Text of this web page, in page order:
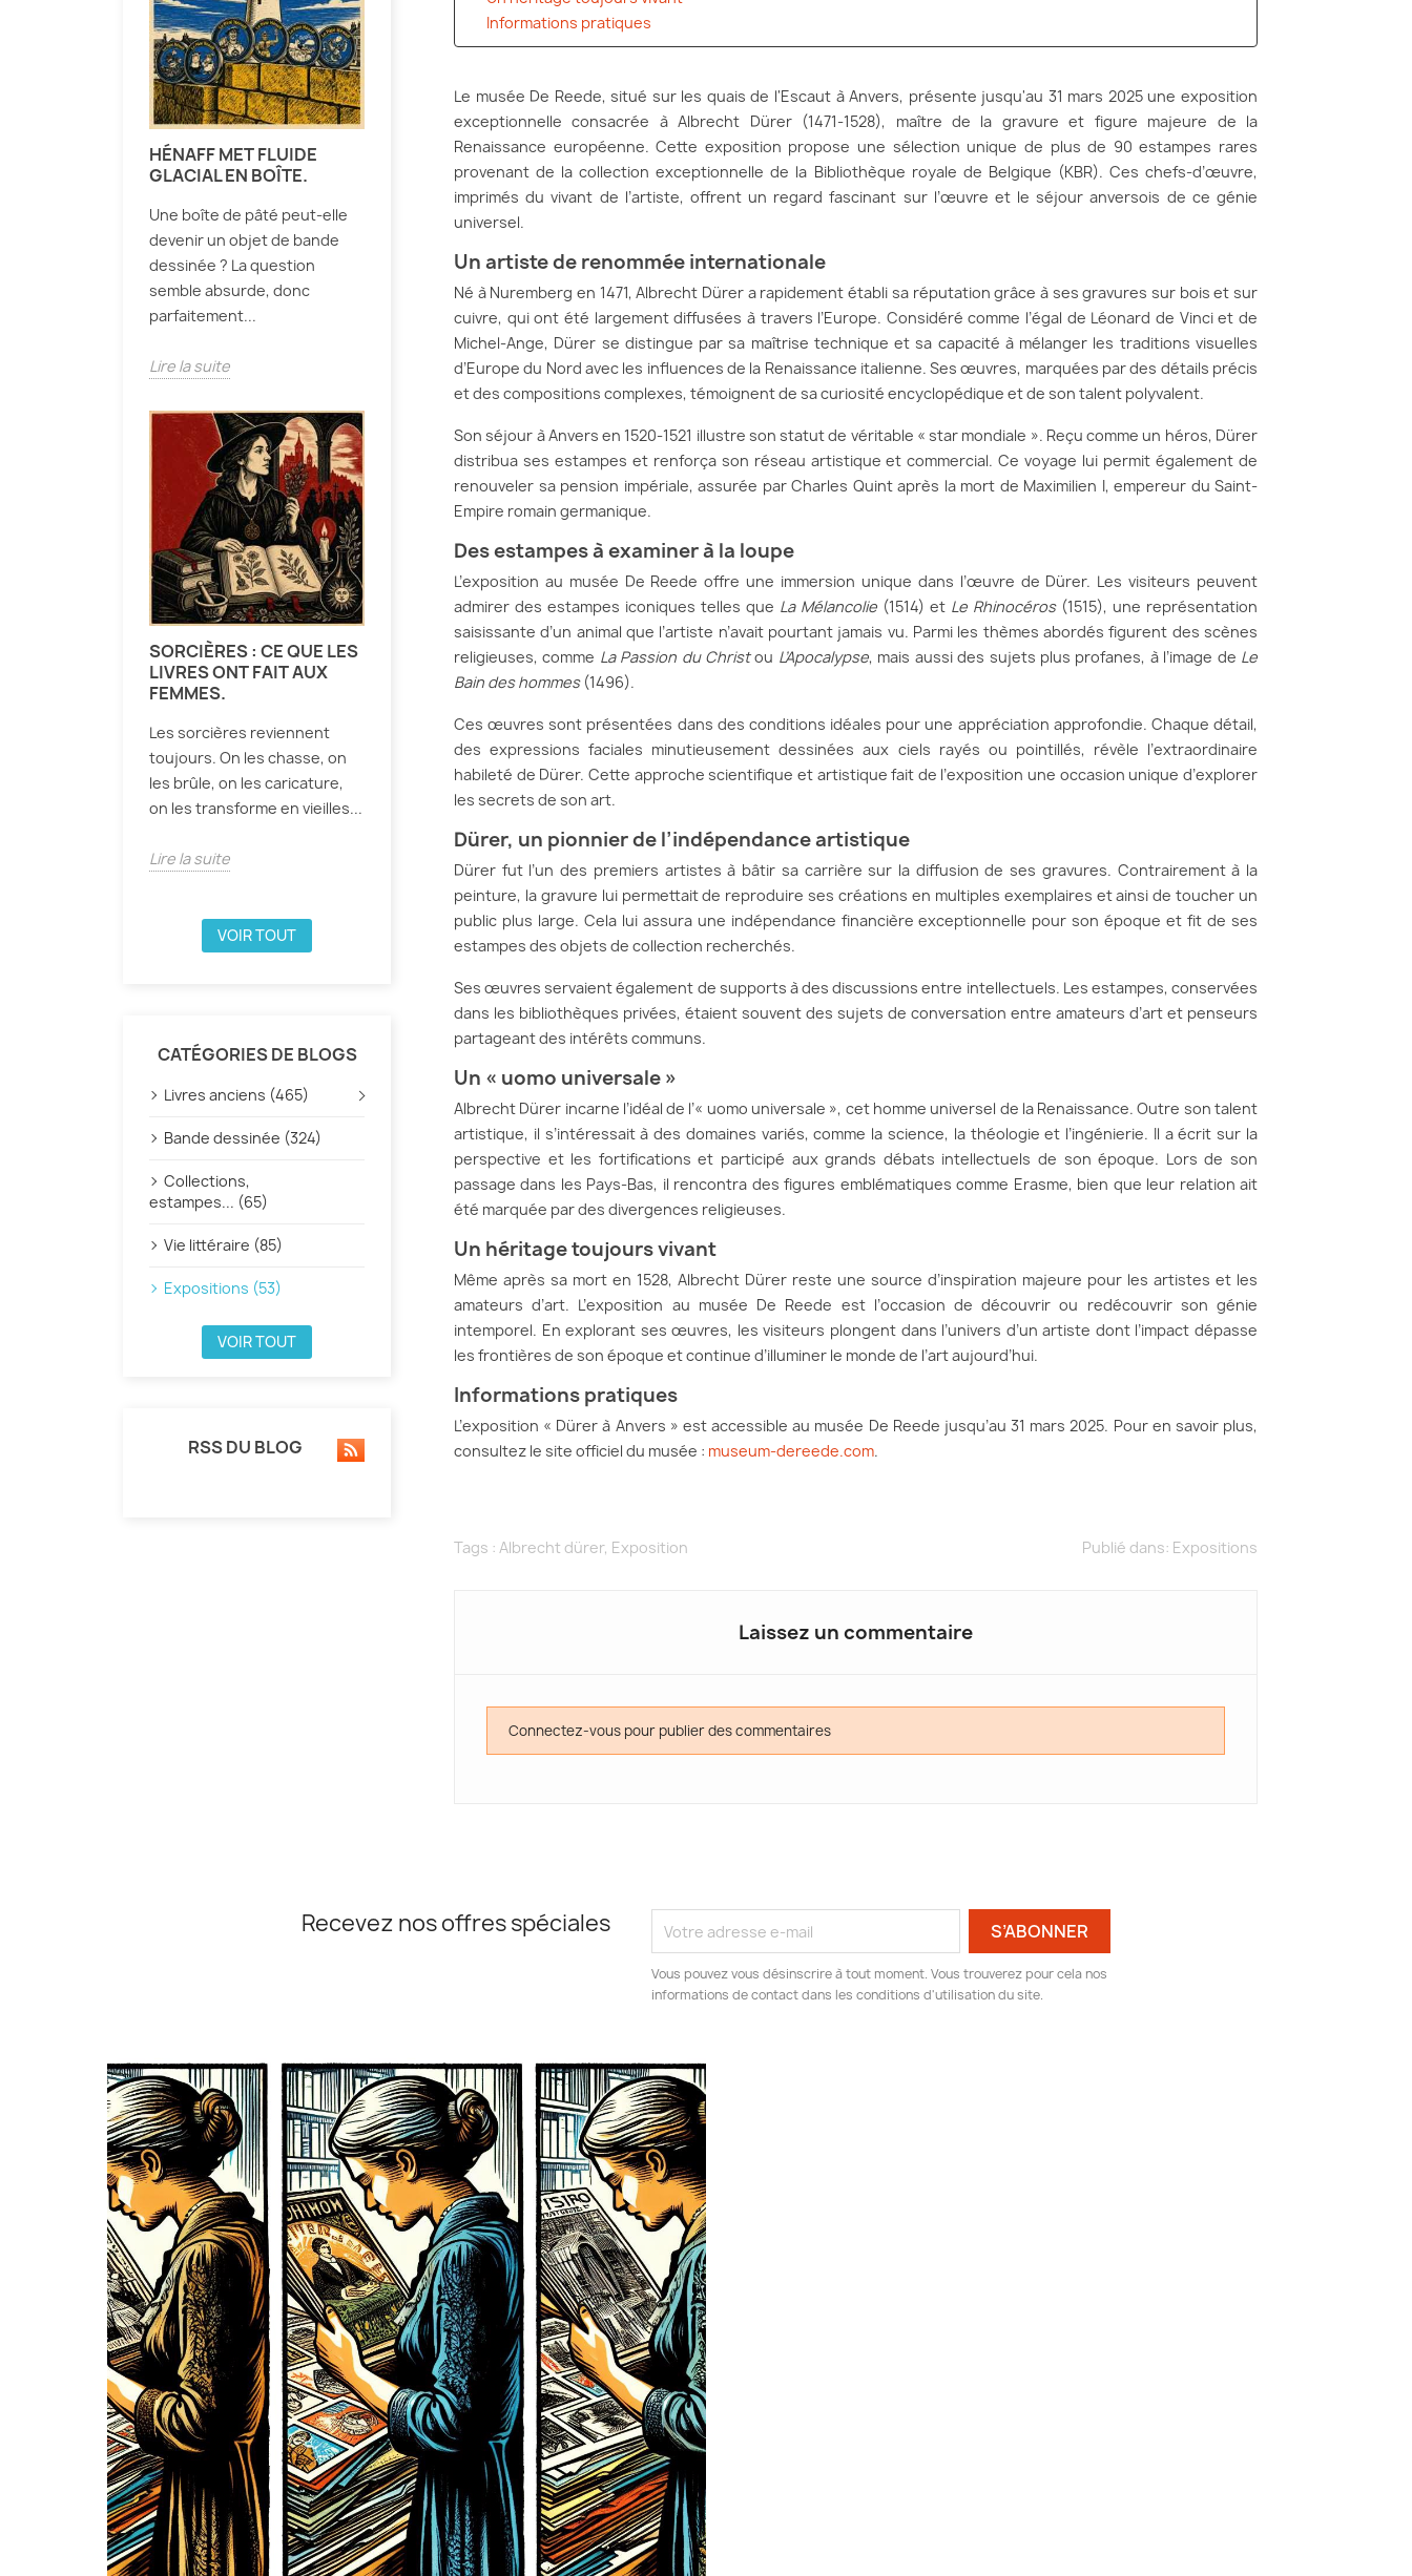
HÉNAFF MET FLUIDE
GLACIAL EN BOÎTE.
Une boîte de pâté peut-elle
devenir un objet de bande
dessinée ? La question
semble absurde, donc
parfaitement...
Lire la suite
SORCIÈRES : CE QUE LES
LIVRES ONT FAIT AUX
FEMMES.
Les sorcières reviennent
toujours. On les chasse, on
les brûle, on les caricature,
on les transforme en vieilles...
Lire la suite
VOIR TOUT
CATÉGORIES DE BLOGS
Livres anciens (465)
Bande dessinée (324)
Collections,
estampes... (65)
Vie littéraire (85)
Expositions (53)
VOIR TOUT
RSS DU BLOG
Informations pratiques
Le musée De Reede, situé sur les quais de l'Escaut à Anvers, présente jusqu'au 31 mars 2025 une exposition
exceptionnelle consacrée à Albrecht Dürer (1471-1528), maître de la gravure et figure majeure de la
Renaissance européenne. Cette exposition propose une sélection unique de plus de 90 estampes rares
provenant de la collection exceptionnelle de la Bibliothèque royale de Belgique (KBR). Ces chefs-d’œuvre,
imprimés du vivant de l’artiste, offrent un regard fascinant sur l’œuvre et le séjour anversois de ce génie
universel.
Un artiste de renommée internationale
Né à Nuremberg en 1471, Albrecht Dürer a rapidement établi sa réputation grâce à ses gravures sur bois et sur
cuivre, qui ont été largement diffusées à travers l’Europe. Considéré comme l’égal de Léonard de Vinci et de
Michel-Ange, Dürer se distingue par sa maîtrise technique et sa capacité à mélanger les traditions visuelles
d’Europe du Nord avec les influences de la Renaissance italienne. Ses œuvres, marquées par des détails précis
et des compositions complexes, témoignent de sa curiosité encyclopédique et de son talent polyvalent.
Son séjour à Anvers en 1520-1521 illustre son statut de véritable « star mondiale ». Reçu comme un héros, Dürer
distribua ses estampes et renforça son réseau artistique et commercial. Ce voyage lui permit également de
renouveler sa pension impériale, assurée par Charles Quint après la mort de Maximilien I, empereur du Saint-
Empire romain germanique.
Des estampes à examiner à la loupe
L’exposition au musée De Reede offre une immersion unique dans l’œuvre de Dürer. Les visiteurs peuvent
admirer des estampes iconiques telles que La Mélancolie (1514) et Le Rhinocéros(1515), une représentation
saisissante d’un animal que l’artiste n’avait pourtant jamais vu. Parmi les thèmes abordés figurent des scènes
religieuses, comme La Passion du Christou L’Apocalypse, mais aussi des sujets plus profanes, à l’image de Le
Bain des hommes(1496).
Ces œuvres sont présentées dans des conditions idéales pour une appréciation approfondie. Chaque détail,
des expressions faciales minutieusement dessinées aux ciels rayés ou pointillés, révèle l’extraordinaire
habileté de Dürer. Cette approche scientifique et artistique fait de l’exposition une occasion unique d’explorer
les secrets de son art.
Dürer, un pionnier de l’indépendance artistique
Dürer fut l’un des premiers artistes à bâtir sa carrière sur la diffusion de ses gravures. Contrairement à la
peinture, la gravure lui permettait de reproduire ses créations en multiples exemplaires et ainsi de toucher un
public plus large. Cela lui assura une indépendance financière exceptionnelle pour son époque et fit de ses
estampes des objets de collection recherchés.
Ses œuvres servaient également de supports à des discussions entre intellectuels. Les estampes, conservées
dans les bibliothèques privées, étaient souvent des sujets de conversation entre amateurs d’art et penseurs
partageant des intérêts communs.
Un « uomo universale »
Albrecht Dürer incarne l’idéal de l’« uomo universale », cet homme universel de la Renaissance. Outre son talent
artistique, il s’intéressait à des domaines variés, comme la science, la théologie et l’ingénierie. Il a écrit sur la
perspective et les fortifications et participé aux grands débats intellectuels de son époque. Lors de son
passage dans les Pays-Bas, il rencontra des figures emblématiques comme Erasme, bien que leur relation ait
été marquée par des divergences religieuses.
Un héritage toujours vivant
Même après sa mort en 1528, Albrecht Dürer reste une source d’inspiration majeure pour les artistes et les
amateurs d’art. L’exposition au musée De Reede est l’occasion de découvrir ou redécouvrir son génie
intemporel. En explorant ses œuvres, les visiteurs plongent dans l’univers d’un artiste dont l’impact dépasse
les frontières de son époque et continue d’illuminer le monde de l’art aujourd’hui.
Informations pratiques
L’exposition « Dürer à Anvers » est accessible au musée De Reede jusqu’au 31 mars 2025. Pour en savoir plus,
consultez le site officiel du musée : museum-dereede.com.
Tags : Albrecht dürer, Exposition Publié dans: Expositions
Laissez un commentaire
Connectez-vous pour publier des commentaires
Recevez nos offres spéciales
Vous pouvez vous désinscrire à tout moment. Vous trouverez pour cela nos
informations de contact dans les conditions d'utilisation du site.